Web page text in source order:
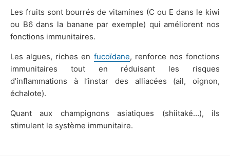
Les fruits sont bourrés de vitamines (C ou E dans le kiwi
ou B6 dans la banane par exemple) qui améliorent nos
fonctions immunitaires.
Les algues, riches en fucoïdane, renforce nos fonctions
immunitaires tout en réduisant les risques
d’inflammations à l’instar des alliacées (ail, oignon,
échalote).
Quant aux champignons asiatiques (shiitaké…), ils
stimulent le système immunitaire.